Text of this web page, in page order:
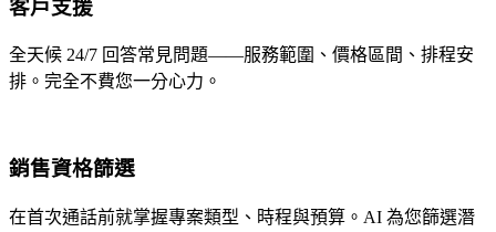
客戶支援
全天候 24/7 回答常見問題——服務範圍、價格區間、排程安
排。完全不費您一分心力。
銷售資格篩選
在首次通話前就掌握專案類型、時程與預算。AI 為您篩選潛